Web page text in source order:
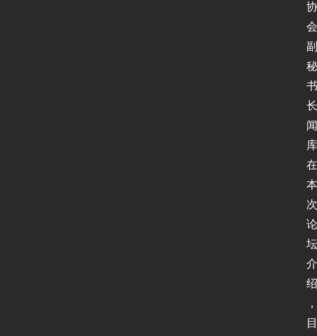
协
会
副
秘
书
长
闻
库
在
本
次
论
坛
介
绍
，
目